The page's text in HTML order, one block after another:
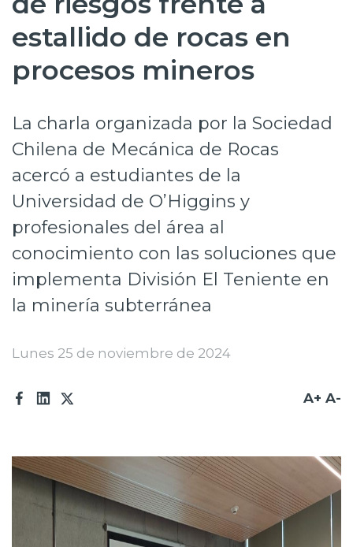
Innovación
Trabaja en Codelco
Transparencia activa
Canales de denuncia
Proveedores
Acceso trabajadores/as
estallido de rocas en
procesos mineros
La charla organizada por la Sociedad
Chilena de Mecánica de Rocas
acercó a estudiantes de la
Universidad de O’Higgins y
profesionales del área al
conocimiento con las soluciones que
implementa División El Teniente en
la minería subterránea
Lunes 25 de noviembre de 2024
A+ A-